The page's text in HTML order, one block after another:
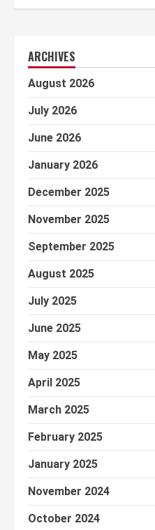
ARCHIVES
August 2026
July 2026
June 2026
January 2026
December 2025
November 2025
September 2025
August 2025
July 2025
June 2025
May 2025
April 2025
March 2025
February 2025
January 2025
November 2024
October 2024